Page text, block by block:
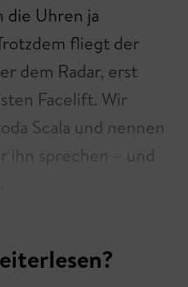
die Uhren ja
fliegt der
dem Radar, erst
Facelift. Wir
Scala und nennen
ihn sprechen – und